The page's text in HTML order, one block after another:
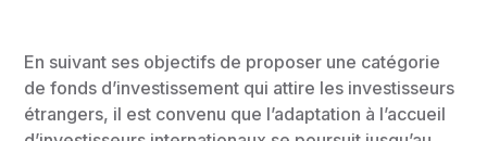
En suivant ses objectifs de proposer une catégorie
de fonds d’investissement qui attire les investisseurs
étrangers, il est convenu que l’adaptation à l’accueil